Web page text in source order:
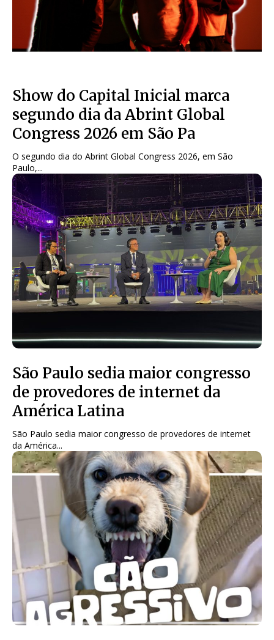
Show do Capital Inicial marca
segundo dia da Abrint Global
Congress 2026 em São Pa
O segundo dia do Abrint Global Congress 2026, em São
Paulo,...
São Paulo sedia maior congresso
de provedores de internet da
América Latina
São Paulo sedia maior congresso de provedores de internet
da América...